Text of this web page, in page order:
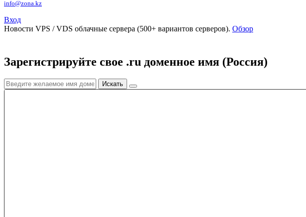
info@zona.kz
Вход
Новости VPS / VDS облачные сервера (500+ вариантов серверов). Обзор
Зарегистрируйте свое .ru доменное имя (Россия)